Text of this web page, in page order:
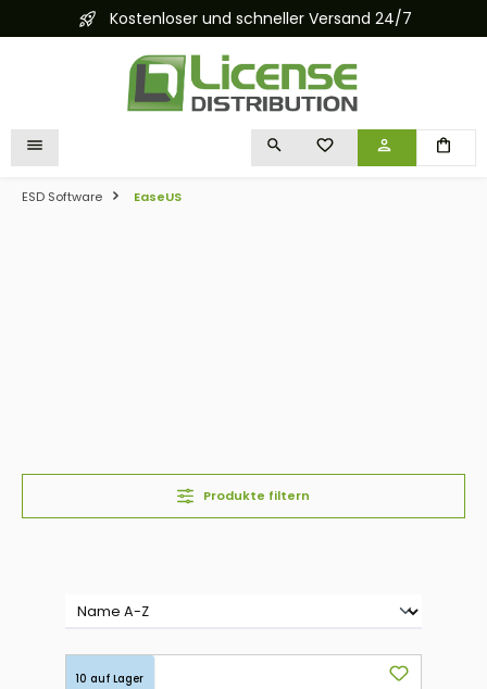
springenKostenloser und schneller Versand 24/7
DU HAST 0 PRODUKTE
ESD Software EaseUS
Produkte filtern
10 auf Lager